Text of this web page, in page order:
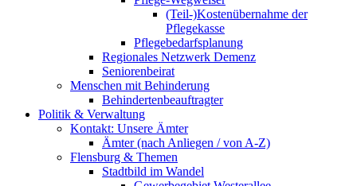
(Teil-)Kostenübernahme der
Pflegekasse
Pflegebedarfsplanung
Regionales Netzwerk Demenz
Seniorenbeirat
Menschen mit Behinderung
Behindertenbeauftragter
Politik & Verwaltung
Kontakt: Unsere Ämter
Ämter (nach Anliegen / von A-Z)
Flensburg & Themen
Stadtbild im Wandel